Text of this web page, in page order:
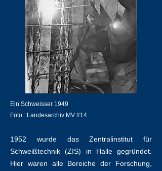
Ein Schweisser 1949
Foto : Landesarchiv MV #14
1952 wurde das Zentralinstitut für
Schweißtechnik (ZIS) in Halle gegründet.
Hier waren alle Bereiche der Forschung,